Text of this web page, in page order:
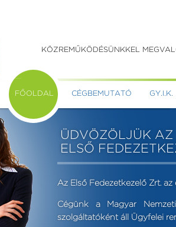
KÖZREMŰKÖDÉSÜNKKEL
FŐOLDAL CÉGBEMUTATÓ GY.I.K.
ÜDVÖZÖLJÜK AZ
ELSŐ
Az Első Fedezetkezelő Zrt.
Cégünk a Magyar
szolgáltatóként áll Ügyfelei